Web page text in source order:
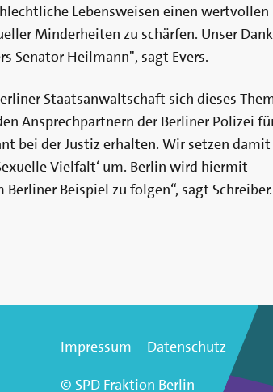
Lebensweisen einen wertvollen
Minderheiten zu schärfen. Unser
Senator Heilmann", sagt Evers.
Staatsanwaltschaft sich dieses
Ansprechpartnern der Berliner Polizei
bei der Justiz erhalten. Wir setzen damit
Vielfalt‘ um. Berlin wird hiermit
Beispiel zu folgen“, sagt Schreiber.
Impressum
Datenschutz
© SPD Fraktion Berlin